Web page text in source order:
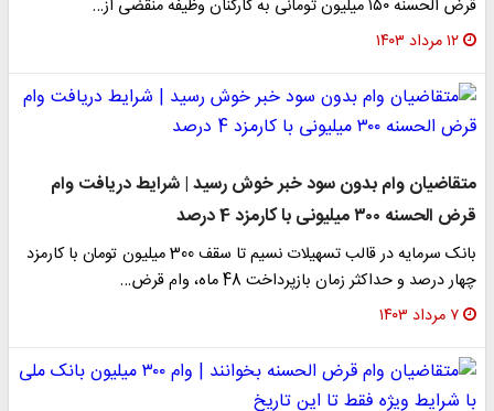
قرض الحسنه ۱۵۰ میلیون تومانی به کارکنان وظیفه منقضی از…
۱۲ مرداد ۱۴۰۳
متقاضیان وام بدون سود خبر خوش رسید | شرایط دریافت وام
قرض الحسنه ۳۰۰ میلیونی با کارمزد 4 درصد
بانک سرمایه در قالب تسهیلات نسیم تا سقف 300 میلیون تومان با کارمزد
چهار درصد و حداکثر زمان بازپرداخت 48 ماه، وام قرض…
۷ مرداد ۱۴۰۳